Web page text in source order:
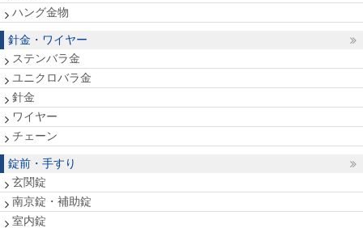
ハング金物
針金・ワイヤー
ステンバラ金
ユニクロバラ金
針金
ワイヤー
チェーン
錠前・手すり
玄関錠
南京錠・補助錠
室内錠